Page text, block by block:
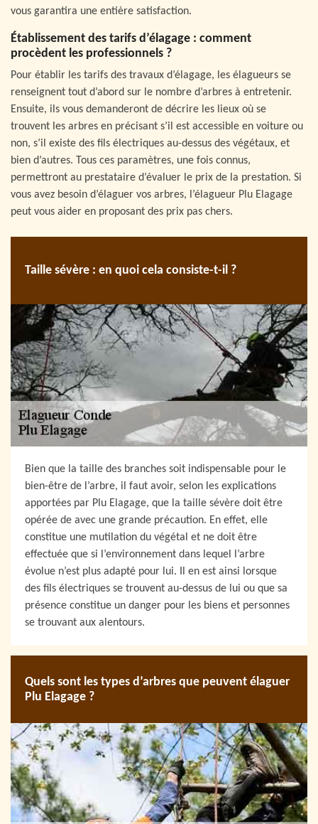
vous garantira une entière satisfaction.
Établissement des tarifs d’élagage : comment
procèdent les professionnels ?
Pour établir les tarifs des travaux d’élagage, les élagueurs se
renseignent tout d’abord sur le nombre d’arbres à entretenir.
Ensuite, ils vous demanderont de décrire les lieux où se
trouvent les arbres en précisant s’il est accessible en voiture ou
non, s’il existe des fils électriques au-dessus des végétaux, et
bien d’autres. Tous ces paramètres, une fois connus,
permettront au prestataire d’évaluer le prix de la prestation. Si
vous avez besoin d’élaguer vos arbres, l’élagueur Plu Elagage
peut vous aider en proposant des prix pas chers.
Taille sévère : en quoi cela consiste-t-il ?
Bien que la taille des branches soit indispensable pour le
bien-être de l’arbre, il faut avoir, selon les explications
apportées par Plu Elagage, que la taille sévère doit être
opérée de avec une grande précaution. En effet, elle
constitue une mutilation du végétal et ne doit être
effectuée que si l’environnement dans lequel l’arbre
évolue n’est plus adapté pour lui. Il en est ainsi lorsque
des fils électriques se trouvent au-dessus de lui ou que sa
présence constitue un danger pour les biens et personnes
se trouvant aux alentours.
Quels sont les types d’arbres que peuvent élaguer
Plu Elagage ?